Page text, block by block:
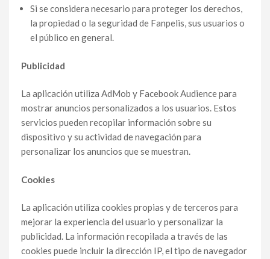
Si se considera necesario para proteger los derechos,
la propiedad o la seguridad de Fanpelis, sus usuarios o
el público en general.
Publicidad
La aplicación utiliza AdMob y Facebook Audience para
mostrar anuncios personalizados a los usuarios. Estos
servicios pueden recopilar información sobre su
dispositivo y su actividad de navegación para
personalizar los anuncios que se muestran.
Cookies
La aplicación utiliza cookies propias y de terceros para
mejorar la experiencia del usuario y personalizar la
publicidad. La información recopilada a través de las
cookies puede incluir la dirección IP, el tipo de navegador